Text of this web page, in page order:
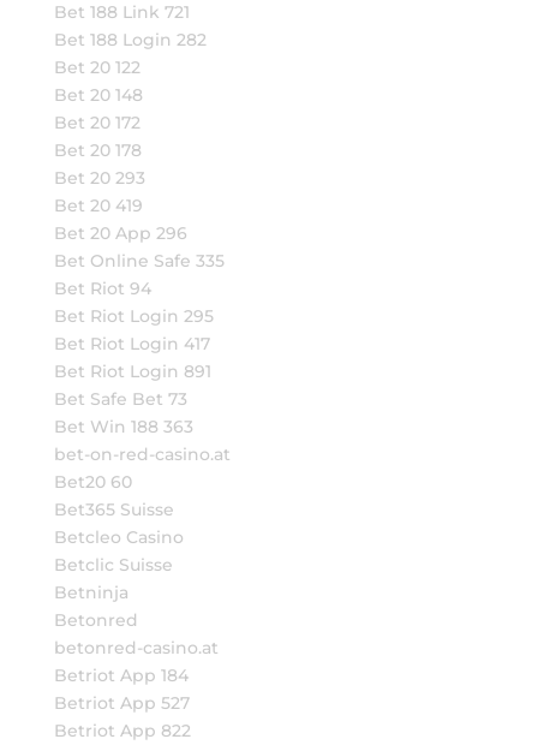
Bet 188 Link 721
Bet 188 Login 282
Bet 20 122
Bet 20 148
Bet 20 172
Bet 20 178
Bet 20 293
Bet 20 419
Bet 20 App 296
Bet Online Safe 335
Bet Riot 94
Bet Riot Login 295
Bet Riot Login 417
Bet Riot Login 891
Bet Safe Bet 73
Bet Win 188 363
bet-on-red-casino.at
Bet20 60
Bet365 Suisse
Betcleo Casino
Betclic Suisse
Betninja
Betonred
betonred-casino.at
Betriot App 184
Betriot App 527
Betriot App 822